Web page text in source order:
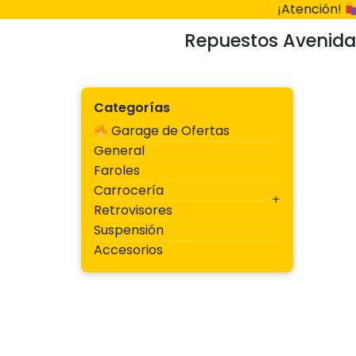
¡Atención!
Repuestos Avenida
Categorías
Garage de Ofertas
General
Faroles
Carrocería
Retrovisores
Suspensión
Accesorios